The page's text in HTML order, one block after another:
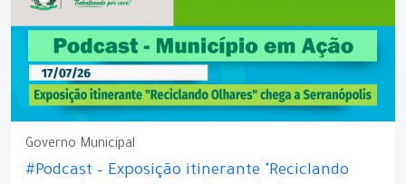
Governo Municipal
#Podcast – Exposição itinerante "Reciclando